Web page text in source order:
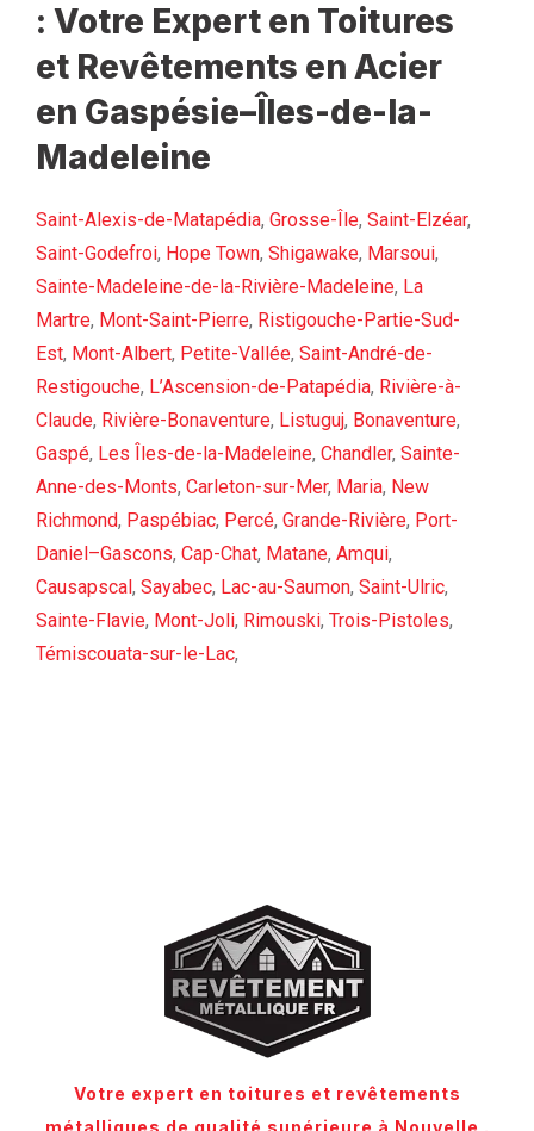
: Votre Expert en Toitures
et Revêtements en Acier
en Gaspésie–Îles-de-la-
Madeleine
Saint-Alexis-de-Matapédia, Grosse-Île, Saint-Elzéar,
Saint-Godefroi, Hope Town, Shigawake, Marsoui,
Sainte-Madeleine-de-la-Rivière-Madeleine, La
Martre, Mont-Saint-Pierre, Ristigouche-Partie-Sud-
Est, Mont-Albert, Petite-Vallée, Saint-André-de-
Restigouche, L’Ascension-de-Patapédia, Rivière-à-
Claude, Rivière-Bonaventure, Listuguj, Bonaventure,
Gaspé, Les Îles-de-la-Madeleine, Chandler, Sainte-
Anne-des-Monts, Carleton-sur-Mer, Maria, New
Richmond, Paspébiac, Percé, Grande-Rivière, Port-
Daniel–Gascons, Cap-Chat, Matane, Amqui,
Causapscal , Sayabec, Lac-au-Saumon, Saint-Ulric,
Sainte-Flavie, Mont-Joli, Rimouski, Trois-Pistoles,
Témiscouata-sur-le-Lac,
Votre expert en toitures et revêtements
métalliques de qualité supérieure à Nouvelle .